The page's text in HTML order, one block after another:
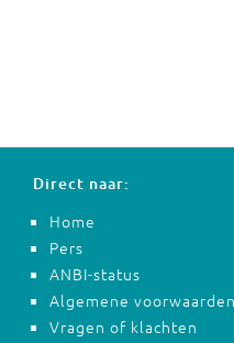
Direct naar:
Home
Pers
ANBI-status
Algemene voorwaarden
Vragen of klachten